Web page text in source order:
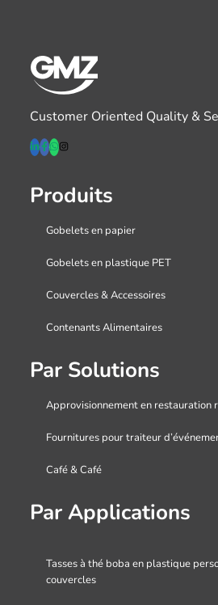
Customer Oriented Quality &
Produits
Gobelets en papier
Gobelets en plastique PET
Couvercles & Accessoires
Contenants Alimentaires
Par Solutions
Approvisionnement en restauration
Fournitures pour traiteur
Café & Café
Par Applications
Tasses à thé boba en plastique
couvercles